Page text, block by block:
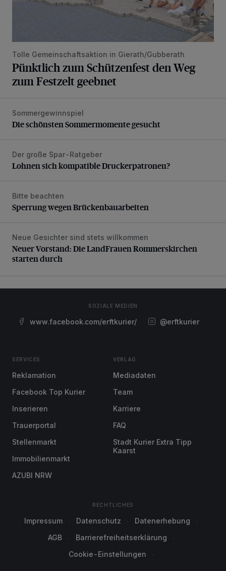
Tolle Gemeinschaftsaktion in Gierath/Gubberath
Pünktlich zum Schützenfest den Weg
zum Festzelt geebnet
Die schönsten Sommermomente gesucht
Sommergewinnspiel
Die schönsten Sommermomente gesucht
Lohnen sich kompatible Druckerpatronen?
Der große Spar-Ratgeber
Lohnen sich kompatible Druckerpatronen?
Sperrung wegen Brückenbauarbeiten
Bitte beachten
Sperrung wegen Brückenbauarbeiten
Neuer Vorstand: Die LandFrauen Rommerskirchen starten
Neue Gesichter sind stets willkommen
Neuer Vorstand: Die LandFrauen Rommerskirchen
starten durch
SOZIALE MEDIEN
www.facebook.com/erftkurier/ @erftkurier
SERVICES
Reklamation
Facebook Top Kurier
Inserieren
Trauerportal
Stellenmarkt
Immobilienmarkt
AZUBI NRW
VERLAG
Mediadaten
Team
Karriere
FAQ
Stadt Kurier Extra Tipp
Kaarst
RECHTLICHES
Impressum Datenschutz
Datenerhebung
AGB
Barrierefreiheitserklärung
Cookie-Einstellungen